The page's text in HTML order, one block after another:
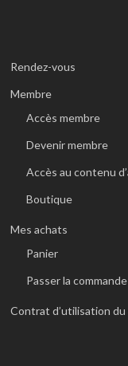
Rendez-vous
Membre
Accès membre
Devenir membre
Accès au contenu
Boutique
Mes achats
Panier
Passer la commande
Contrat d’utilisation